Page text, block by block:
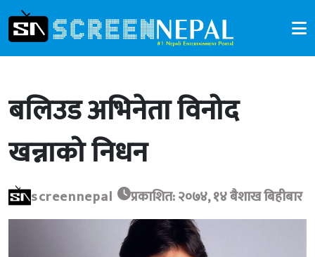
बलिउड अभिनेता विनोद
खन्नाको निधन
screennepal प्रकाशित: २०७४, १४ बैशाख बिहीबार